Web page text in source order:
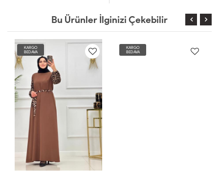
Bu Ürünler İlginizi Çekebilir
KARGO
BEDAVA
KARGO
BEDAVA